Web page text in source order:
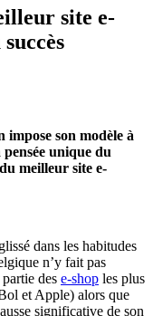
site e-
son modèle à
pensée unique du
meilleur site e-
dans les habitudes
n’y fait pas
des e-shop les plus
et Apple) alors que
significative de son